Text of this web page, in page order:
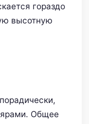
гораздо
высотную
Общее